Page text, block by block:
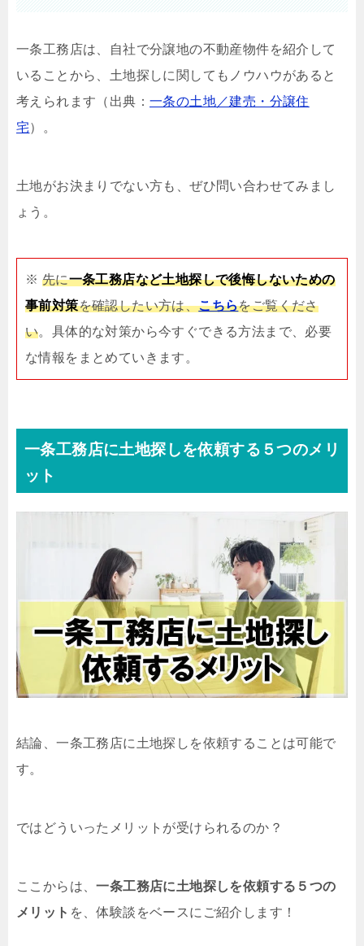
一条工務店は、自社で分譲地の不動産物件を紹介して
いることから、土地探しに関してもノウハウがあると
考えられます（出典： 一条の土地／建売・分譲住
宅）。
土地がお決まりでない方も、ぜひ問い合わせてみまし
ょう。
※ 先に一条工務店など土地探しで後悔しないための
事前対策を確認したい方は、こちらをご覧くださ
い。具体的な対策から今すぐできる方法まで、必要
な情報をまとめていきます。
一条工務店に土地探しを依頼する５つのメリ
ット
結論、一条工務店に土地探しを依頼することは可能で
す。
ではどういったメリットが受けられるのか？
ここからは、一条工務店に土地探しを依頼する５つの
メリット を、体験談をベースにご紹介します！